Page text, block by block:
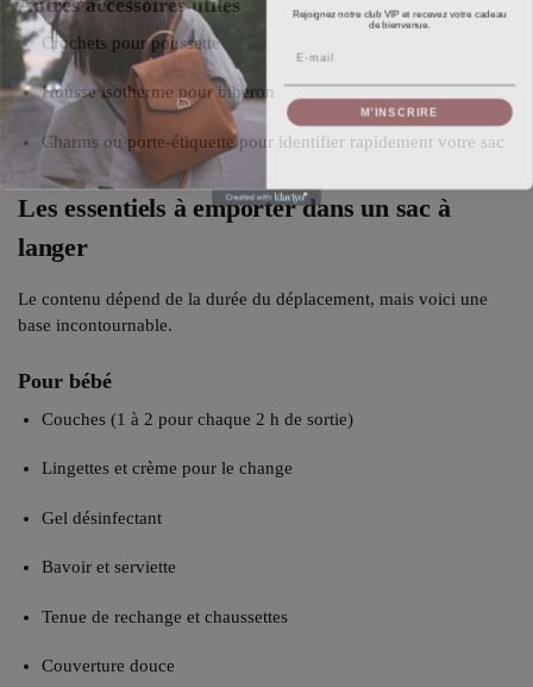
Autres accessoires utiles
Crochets pour poussette
Housse isotherme pour biberon
Charms ou porte-étiquette pour identifier rapidement votre sac
Les essentiels à emporter dans un sac à
langer
Le contenu dépend de la durée du déplacement, mais voici une
base incontournable.
Pour bébé
Couches (1 à 2 pour chaque 2 h de sortie)
Lingettes et crème pour le change
Gel désinfectant
Bavoir et serviette
Tenue de rechange et chaussettes
Couverture douce
Rejoignez notre club VIP et recevez votre cadeau
de bienvenue.
M’INSCRIRE